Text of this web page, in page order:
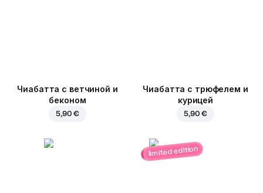
Чиабатта с ветчиной и
беконом
5,90 €
Чиабатта с трюфелем и
курицей
5,90 €
limited edition